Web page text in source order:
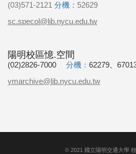
(03)571-2121 分機： 52629
sc.specol@lib.nycu.edu.tw
陽明校區憶.空間
(02)2826-7000 分機： 62279、
ymarchive@lib.nycu.edu.tw
© 2021 國立陽明交通大學